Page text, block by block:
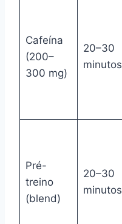
Cafeína
(200–
300 mg)
20–30
minutos
Pré-
treino
(blend)
20–30
minutos